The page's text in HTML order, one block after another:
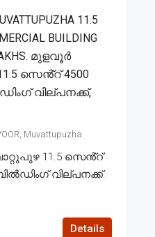
11.5
BUILDING
മുളവൂർ
സെൻ്റ് 4500
വില്പനക്ക്,
Muvattupuzha
11.5 സെൻ്റ്
വില്പനക്ക്.
Details